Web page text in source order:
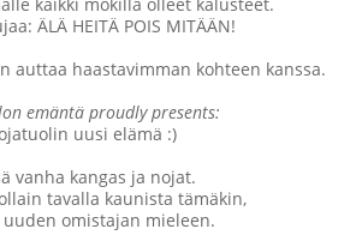
ÄLÄ HEITÄ POIS MITÄÄN!
auttaa haastavimman kohteen kanssa.
emäntä proudly presents:
uusi elämä :)
vanha kangas ja nojat.
tavalla kaunista tämäkin,
omistajan mieleen.